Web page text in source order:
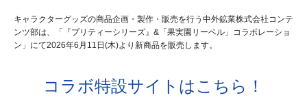
キャラクターグッズの商品企画・製作・販売を行う中外鉱業株式会社コンテ
ンツ部は、「『プリティーシリーズ』&「果実園リーベル」コラボレーショ
ン」にて2026年6月11日(木)より新商品を販売します。
コラボ特設サイトはこちら！